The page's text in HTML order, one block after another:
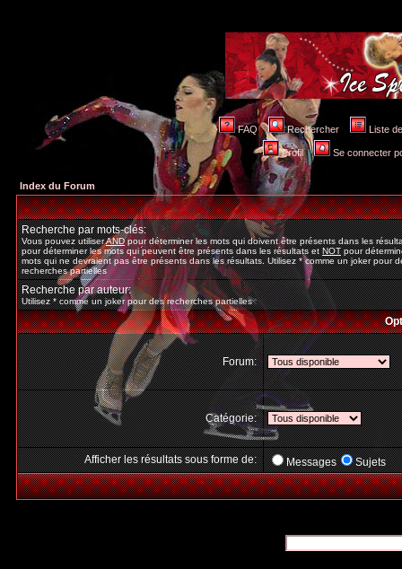
FAQ Rechercher Liste
Profil Se connecter
Index du Forum
Recherche par mots-clés:
Vous pouvez utiliserANDpour déterminer les mots qui doivent être présents dans les
pour déterminer les mots qui peuvent être présents dans les résultats etNOTpour
mots qui ne devraient pas être présents dans les résultats. Utilisez * comme un joker pour
recherches partielles
Recherche par auteur:
Utilisez * comme un joker pour des recherches partielles
Forum:
Catégorie:
Afficher les résultats sous forme de: Messages Sujets